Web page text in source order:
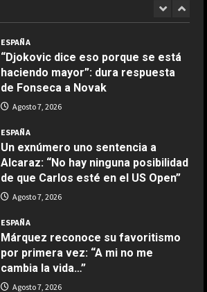
ESPAÑA
“Djokovic dice eso porque se está
haciendo mayor”: dura respuesta
de Fonseca a Novak
Agosto 7, 2026
ESPAÑA
Un exnúmero uno sentencia a
Alcaraz: “No hay ninguna posibilidad
de que Carlos esté en el US Open”
Agosto 7, 2026
ESPAÑA
Márquez reconoce su favoritismo
por primera vez: “A mi no me
cambia la vida…”
Agosto 7, 2026
Ensalada de espinacas deliciosa
Maggio 28, 2026
COCINA
Boquerones fritos en freidora de
aire
Aprile 24, 2026
Buñuelos de alcachofas
Aprile 5, 2026